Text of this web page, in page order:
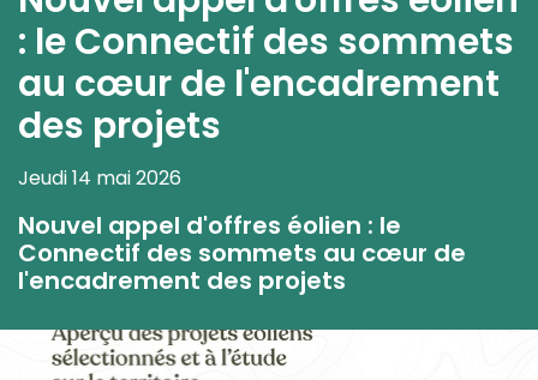
submenu (Nouvelles )
submenu (Documentation )
: le Connectif des sommets
au cœur de l'encadrement
des projets
Jeudi 14 mai 2026
Nouvel appel d'offres éolien : le
Connectif des sommets au cœur de
l'encadrement des projets